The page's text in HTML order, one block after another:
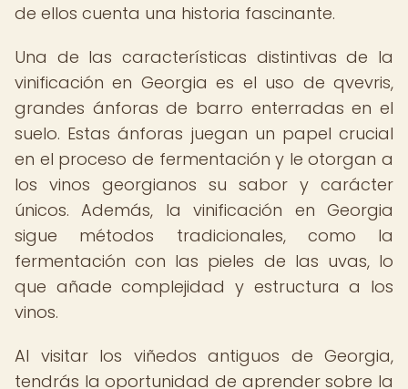
de ellos cuenta una historia fascinante.
Una de las características distintivas de la
vinificación en Georgia es el uso de qvevris,
grandes ánforas de barro enterradas en el
suelo. Estas ánforas juegan un papel crucial
en el proceso de fermentación y le otorgan a
los vinos georgianos su sabor y carácter
únicos. Además, la vinificación en Georgia
sigue métodos tradicionales, como la
fermentación con las pieles de las uvas, lo
que añade complejidad y estructura a los
vinos.
Al visitar los viñedos antiguos de Georgia,
tendrás la oportunidad de aprender sobre la